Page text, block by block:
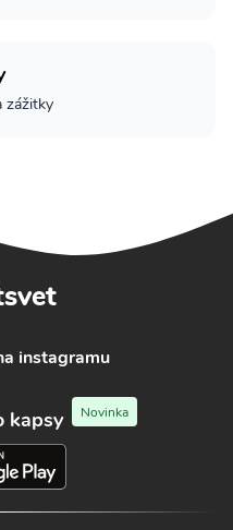
zážitky
instagramu
kapsy Novinka